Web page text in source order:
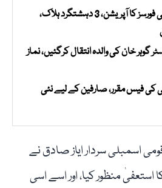
بلوچستان میں سکیورٹی فورسز کا آپریشن، 3 دہشتگرد ہلاک،
گوہر خان کی والدہ انتقال کرگئیں، نماز
کی فیس مقرر، صارفین کے لیے نئی
اسمبلی سردار ایاز صادق نے
منظور کیا، اور اسے اسی